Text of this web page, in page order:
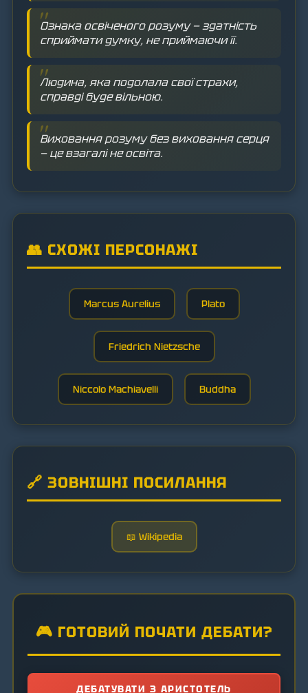
Ознака освіченого розуму — здатність
сприймати думку, не приймаючи її.
Людина, яка подолала свої страхи,
справді буде вільною.
Виховання розуму без виховання серця
— це взагалі не освіта.
👥 СХОЖІ ПЕРСОНАЖІ
Marcus Aurelius Plato
Friedrich Nietzsche
Niccolo Machiavelli Buddha
🔗 ЗОВНІШНІ ПОСИЛАННЯ
📖 Wikipedia
🎮 ГОТОВИЙ ПОЧАТИ ДЕБАТИ?
ДЕБАТУВАТИ З АРИСТОТЕЛЬ